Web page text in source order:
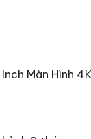
Màn Hình